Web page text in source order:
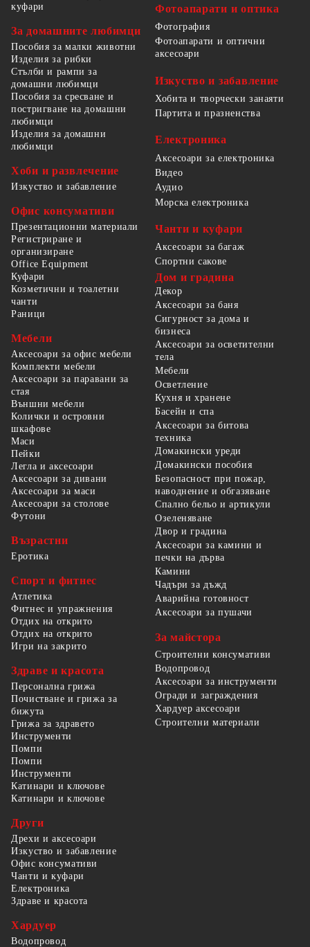
куфари
За домашните любимци
Пособия за малки животни
Изделия за рибки
Стълби и рампи за
домашни любимци
Пособия за сресване и
постригване на домашни
любимци
Изделия за домашни
любимци
Хоби и развлечение
Изкуство и забавление
Офис консумативи
Презентационни материали
Регистриране и
организиране
Office Equipment
Фотоапарати и оптика
Фотография
Фотоапарати и оптични
аксесоари
Изкуство и забавление
Хобита и творчески занаяти
Партита и празненства
Електроника
Аксесоари за електроника
Видео
Аудио
Морска електроника
Чанти и куфари
Аксесоари за багаж
Спортни сакове
Куфари
Козметични и тоалетни
чанти
Раници
Мебели
Аксесоари за офис мебели
Комплекти мебели
Аксесоари за паравани за
стая
Външни мебели
Колички и островни
шкафове
Маси
Пейки
Легла и аксесоари
Аксесоари за дивани
Аксесоари за маси
Аксесоари за столове
Футони
Възрастни
Еротика
Спорт и фитнес
Атлетика
Фитнес и упражнения
Отдих на открито
Отдих на открито
Игри на закрито
Здраве и красота
Персонална грижа
Почистване и грижа за
бижута
Грижа за здравето
Дом и градина
Декор
Аксесоари за баня
Сигурност за дома и
бизнеса
Аксесоари за осветителни
тела
Мебели
Осветление
Кухня и хранене
Басейн и спа
Аксесоари за битова
техника
Домакински уреди
Домакински пособия
Безопасност при пожар,
наводнение и обгазяване
Спално бельо и артикули
Озеленяване
Двор и градина
Аксесоари за камини и
печки на дърва
Камини
Чадъри за дъжд
Аварийна готовност
Аксесоари за пушачи
За майстора
Строителни консумативи
Водопровод
Аксесоари за инструменти
Огради и заграждения
Хардуер аксесоари
Строителни материали
Инструменти
Помпи
Помпи
Инструменти
Катинари и ключове
Катинари и ключове
Други
Дрехи и аксесоари
Изкуство и забавление
Офис консумативи
Чанти и куфари
Електроника
Здраве и красота
Хардуер
Водопровод